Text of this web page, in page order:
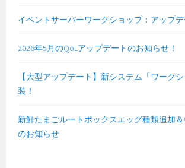
イベントサーバーワークショップ：アップデ
2026年5月のQoLアップデートのお知らせ！
【大型アップデート】新システム「ワーク
装！
新鮮たまごルートボックスエッグ種類追加＆
のお知らせ